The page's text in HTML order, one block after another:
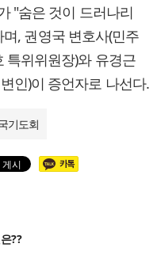
"숨은 것이 드러나리
, 권영국 변호사(민주
특위위원장)와 유경근
인)이 증언자로 나선다.
기도회
??